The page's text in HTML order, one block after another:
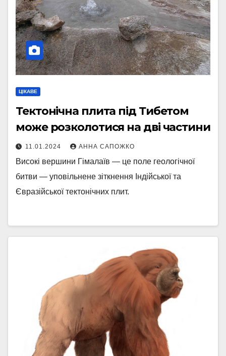
ЦІКАВЕ
Тектонічна плита під Тибетом
може розколотися на дві частини
11.01.2024 АННА САПОЖКО
Високі вершини Гімалаїв — це поле геологічної
битви — уповільнене зіткнення Індійської та
Євразійської тектонічних плит.